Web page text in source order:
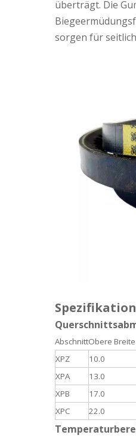
überträgt. Die
sorgen für
AbschnittObere Breite
XPZ
10.0
XPA
13.0
XPB
17.0
XPC
22.0